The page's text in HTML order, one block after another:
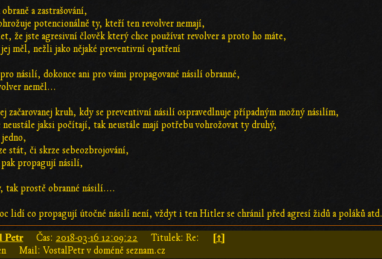
a zastrašování,
potencionálně ty, kteří ten revolver nemají,
že jste agresivní člověk který chce používat revolver a proto ho máte,
měl, nežli jako nějaké preventivní opatření
násilí, dokonce ani pro vámi propagované násilí obranné,
neměl...
začarovanej kruh, kdy se preventivní násilí ospravedlnuje případným možný násilím,
jaksi počítají, tak neustále mají potřebu vohrožovat ty druhý,
stát, či skrze sebeozbrojování,
pak propagují násilí,
tak prostě obranné násilí....
lidí co propagují útočné násilí není, vždyt i ten Hitler se chránil před agresí židů a poláků atd.
Petr Čas: 2018-03-16 12:09:22 Titulek: Re: [↑]
Mail: VostalPetr v doméně seznam.cz